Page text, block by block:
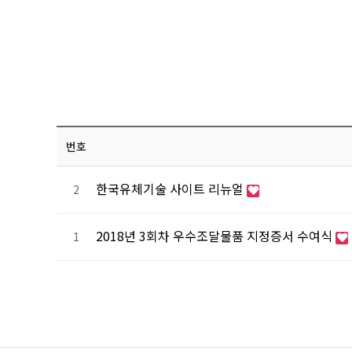
번호
2 한국유체기술 사이트 리뉴얼
1 2018년 3회차 우수조달물품 지정증서 수여식